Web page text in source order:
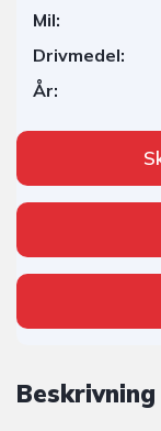
Mil:
Drivmedel:
År:
Beskrivning